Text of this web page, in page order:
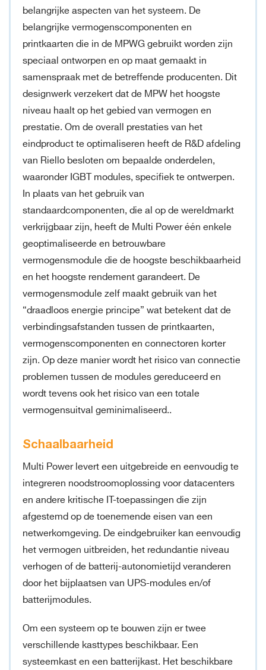
belangrijke aspecten van het systeem. De
belangrijke vermogenscomponenten en
printkaarten die in de MPWG gebruikt worden zijn
speciaal ontworpen en op maat gemaakt in
samenspraak met de betreffende producenten. Dit
designwerk verzekert dat de MPW het hoogste
niveau haalt op het gebied van vermogen en
prestatie. Om de overall prestaties van het
eindproduct te optimaliseren heeft de R&D afdeling
van Riello besloten om bepaalde onderdelen,
waaronder IGBT modules, specifiek te ontwerpen.
In plaats van het gebruik van
standaardcomponenten, die al op de wereldmarkt
verkrijgbaar zijn, heeft de Multi Power één enkele
geoptimaliseerde en betrouwbare
vermogensmodule die de hoogste beschikbaarheid
en het hoogste rendement garandeert. De
vermogensmodule zelf maakt gebruik van het
“draadloos energie principe” wat betekent dat de
verbindingsafstanden tussen de printkaarten,
vermogenscomponenten en connectoren korter
zijn. Op deze manier wordt het risico van connectie
problemen tussen de modules gereduceerd en
wordt tevens ook het risico van een totale
vermogensuitval geminimaliseerd..
Schaalbaarheid
Multi Power levert een uitgebreide en eenvoudig te
integreren noodstroomoplossing voor datacenters
en andere kritische IT-toepassingen die zijn
afgestemd op de toenemende eisen van een
netwerkomgeving. De eindgebruiker kan eenvoudig
het vermogen uitbreiden, het redundantie niveau
verhogen of de batterij-autonomietijd veranderen
door het bijplaatsen van UPS-modules en/of
batterijmodules.
Om een systeem op te bouwen zijn er twee
verschillende kasttypes beschikbaar. Een
systeemkast en een batterijkast. Het beschikbare